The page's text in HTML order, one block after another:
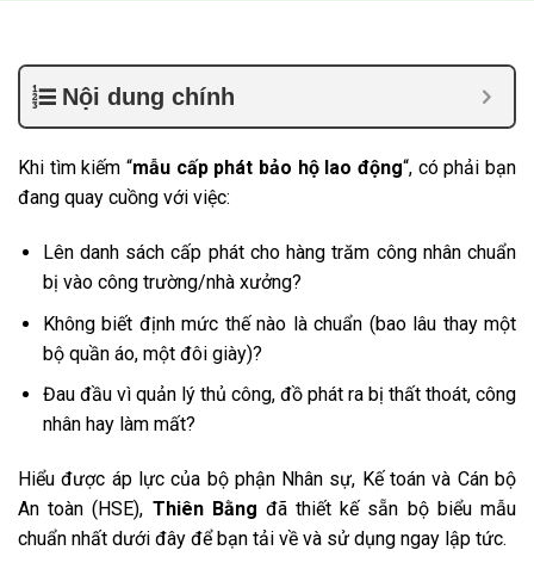
Nội dung chính
Khi tìm kiếm “mẫu cấp phát bảo hộ lao động“, có phải bạn
đang quay cuồng với việc:
Lên danh sách cấp phát cho hàng trăm công nhân chuẩn
bị vào công trường/nhà xưởng?
Không biết định mức thế nào là chuẩn (bao lâu thay một
bộ quần áo, một đôi giày)?
Đau đầu vì quản lý thủ công, đồ phát ra bị thất thoát, công
nhân hay làm mất?
Hiểu được áp lực của bộ phận Nhân sự, Kế toán và Cán bộ
An toàn (HSE), Thiên Bằng đã thiết kế sẵn bộ biểu mẫu
chuẩn nhất dưới đây để bạn tải về và sử dụng ngay lập tức.